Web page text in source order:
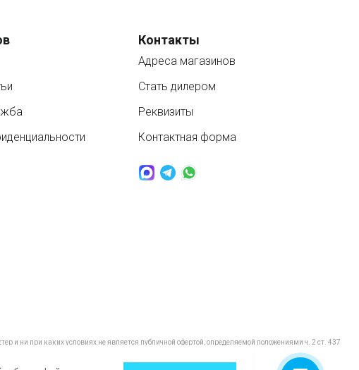
Контакты
Адреса магазинов
Стать дилером
Реквизиты
Контактная форма
ни при каких условиях не является публичной офертой, определяемой положениями ч. 2 ст. 437